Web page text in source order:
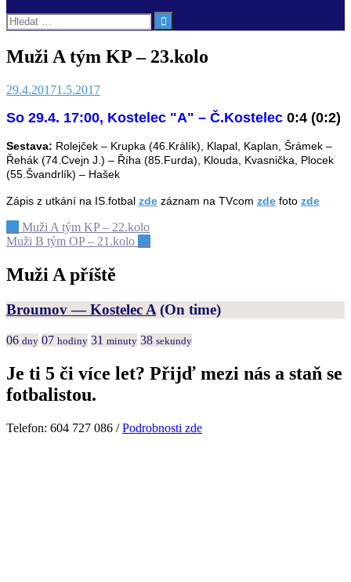
Vyhledávání
Muži A tým KP – 23.kolo
29.4.20171.5.2017
So 29.4. 17:00, Kostelec "A" – Č.Kostelec 0:4 (0:2)
Sestava: Rolejček – Krupka (46.Králík), Klapal, Kaplan, Šrámek –
Řehák (74.Cvejn J.) – Říha (85.Furda), Klouda, Kvasnička, Plocek
(55.Švandrlík) – Hašek
Zápis z utkání na IS.fotbal zde záznam na TVcom zde foto zde
Post
navigation
← Muži A tým KP – 22.kolo
Muži B tým OP – 21.kolo →
Muži A příště
Broumov — Kostelec A (On time)
06 dny 07 hodiny 31 minuty 38 sekundy
Je ti 5 či více let? Přijď mezi nás a staň se
fotbalistou.
Telefon: 604 727 086 /Podrobnosti zde